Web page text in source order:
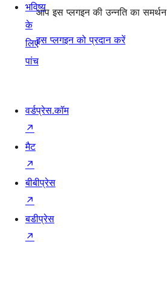
आप इस प्लगइन की उन्नति का
इस प्लगइन को प्रदान करें
भविष्य
के
लिए
पांच
वर्डप्रेस.कॉम
↗
मैट
↗
बीबीप्रेस
↗
बडीप्रेस
↗